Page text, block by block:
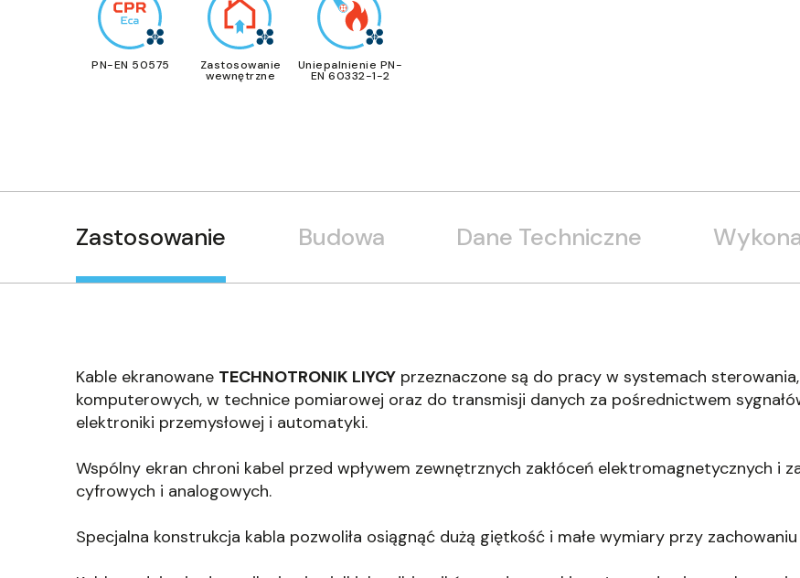
PN-EN 50575 Zastosowanie
wewnętrzne
Uniepalnienie PN-
EN 60332-1-2
Zastosowanie Budowa Dane Techniczne
Kable ekranowane TECHNOTRONIK LIYCY przeznaczone są do pracy w systemach
komputerowych, w technice pomiarowej oraz do transmisji danych za pośrednictwem
elektroniki przemysłowej i automatyki.
Wspólny ekran chroni kabel przed wpływem zewnętrznych zakłóceń elektromagnetycznych i
cyfrowych i analogowych.
Specjalna konstrukcja kabla pozwoliła osiągnąć dużą giętkość i małe wymiary przy